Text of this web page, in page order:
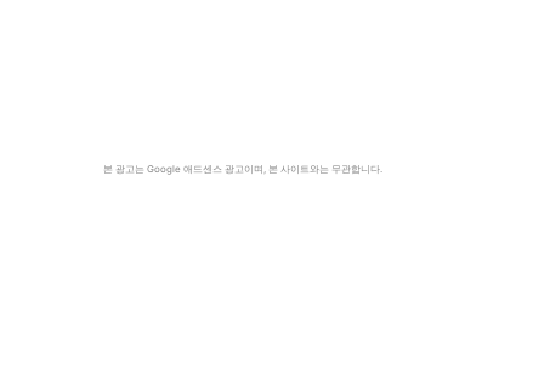
본 광고는 Google 애드센스 광고이며, 본 사이트와는 무관합니다.